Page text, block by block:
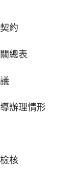
約
總表
辦理情形
核